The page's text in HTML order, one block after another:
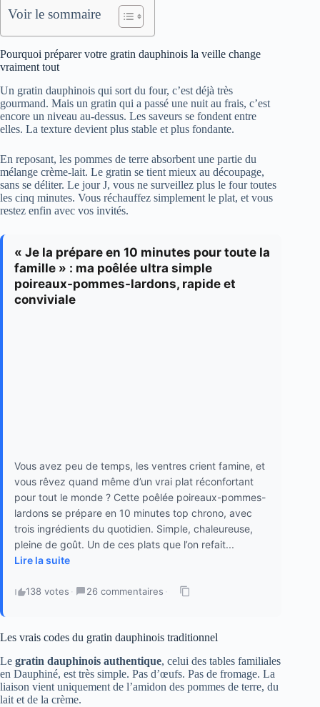
Voir le sommaire
Pourquoi préparer votre gratin dauphinois la veille change
vraiment tout
Un gratin dauphinois qui sort du four, c’est déjà très
gourmand. Mais un gratin qui a passé une nuit au frais, c’est
encore un niveau au-dessus. Les saveurs se fondent entre
elles. La texture devient plus stable et plus fondante.
En reposant, les pommes de terre absorbent une partie du
mélange crème-lait. Le gratin se tient mieux au découpage,
sans se déliter. Le jour J, vous ne surveillez plus le four toutes
les cinq minutes. Vous réchauffez simplement le plat, et vous
restez enfin avec vos invités.
« Je la prépare en 10 minutes pour toute la
famille » : ma poêlée ultra simple
poireaux-pommes-lardons, rapide et
conviviale
Vous avez peu de temps, les ventres crient famine, et
vous rêvez quand même d’un vrai plat réconfortant
pour tout le monde ? Cette poêlée poireaux-pommes-
lardons se prépare en 10 minutes top chrono, avec
trois ingrédients du quotidien. Simple, chaleureuse,
pleine de goût. Un de ces plats que l’on refait...
Lire la suite
138 votes · 26 commentaires ·
Les vrais codes du gratin dauphinois traditionnel
Le gratin dauphinois authentique, celui des tables familiales
en Dauphiné, est très simple. Pas d’œufs. Pas de fromage. La
liaison vient uniquement de l’amidon des pommes de terre, du
lait et de la crème.